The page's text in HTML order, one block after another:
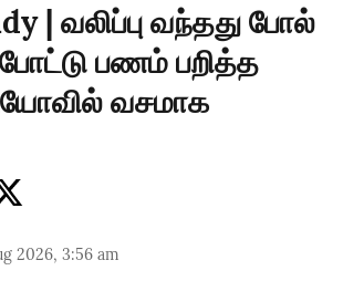
| வலிப்பு வந்தது போல்
பணம் பறித்த
வசமாக
2026, 3:56 am